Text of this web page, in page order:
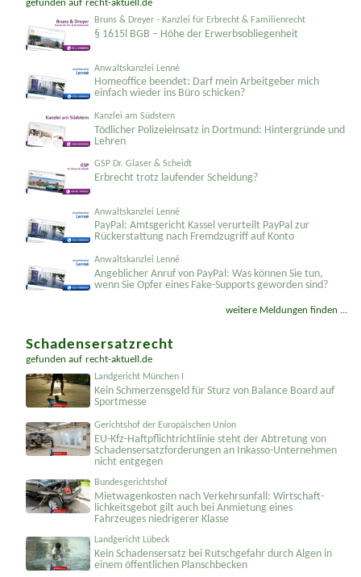
gefunden auf recht-aktuell.de
Bruns & Dreyer - Kanzlei für Erbrecht & Familienrecht
§ 1615l BGB – Höhe der Erwerbsobliegenheit
Anwaltskanzlei Lenné
Homeoffice beendet: Darf mein Arbeitgeber mich
einfach wieder ins Büro schicken?
Kanzlei am Südstern
Tödlicher Polizeieinsatz in Dortmund: Hintergründe und
Lehren
GSP Dr. Glaser & Scheidt
Erbrecht trotz laufender Scheidung?
Anwaltskanzlei Lenné
PayPal: Amtsgericht Kassel verurteilt PayPal zur
Rückerstattung nach Fremdzugriff auf Konto
Anwaltskanzlei Lenné
Angeblicher Anruf von PayPal: Was können Sie tun,
wenn Sie Opfer eines Fake-Supports geworden sind?
weitere Meldungen finden ...
Schadensersatzrecht
gefunden auf recht-aktuell.de
Landgericht München I
Kein Schmerzensgeld für Sturz von Balance Board auf
Sportmesse
Gerichtshof der Europäischen Union
EU-Kfz-Haftpflicht­richtlinie steht der Abtretung von
Schadenser­satzforderungen an Inkasso-Unternehmen
nicht entgegen
Bundesgerichtshof
Mietwagenkosten nach Verkehrsunfall: Wirtschaft­
lichkeitsgebot gilt auch bei Anmietung eines
Fahrzeuges niedrigerer Klasse
Landgericht Lübeck
Kein Schadensersatz bei Rutschgefahr durch Algen in
einem öffentlichen Planschbecken